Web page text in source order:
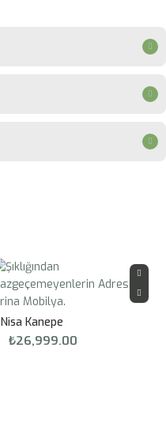
Nisa Kanepe
₺26,999.00